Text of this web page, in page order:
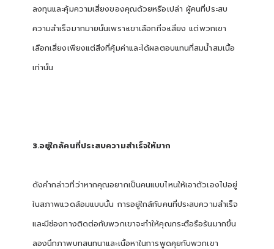
ลงทุนและคุ้มความเสี่ยงของคุณด้วยหรือเปล่า ผู้คนที่ประสบ
ความสำเร็จมากมายนั้นเพราะเขาเลือกที่จะเสี่ยง แต่พวกเขา
เลือกเสี่ยงเพียงแต่สิ่งที่คุ้มค่าและได้ผลตอบแทนที่สมน้ำสมเนื้อ
เท่านั้น
3.อยู่ใกล้คนที่ประสบความสำเร็จให้มาก
ดังคำกล่าวที่ว่าหากคุณอยากเป็นคนแบบไหนให้เอาตัวเองไปอยู่
ในสภาพแวดล้อมแบบนั้น การอยู่ใกล้กับคนที่ประสบความสำเร็จ
และมีช่องทางติดต่อกับพวกเขาจะทำให้คุณกระตือรือร้นมากขึ้น
ลองนึกภาพบทสนทนาและเนื้อหาในการพูดคุยกับพวกเขา